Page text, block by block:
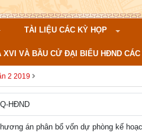
TÀI LIỆU CÁC KỲ HỌP
VÀ BẦU CỬ ĐẠI BIỂU HĐND
2 2019
HÐND
án phân bổ vốn dự phòng kế